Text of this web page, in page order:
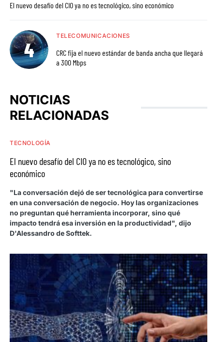
El nuevo desafío del CIO ya no es tecnológico, sino económico
TELECOMUNICACIONES
CRC fija el nuevo estándar de banda ancha que llegará
a 300 Mbps
NOTICIAS
RELACIONADAS
TECNOLOGÍA
El nuevo desafío del CIO ya no es tecnológico, sino
económico
"La conversación dejó de ser tecnológica para convertirse
en una conversación de negocio. Hoy las organizaciones
no preguntan qué herramienta incorporar, sino qué
impacto tendrá esa inversión en la productividad", dijo
D'Alessandro de Softtek.